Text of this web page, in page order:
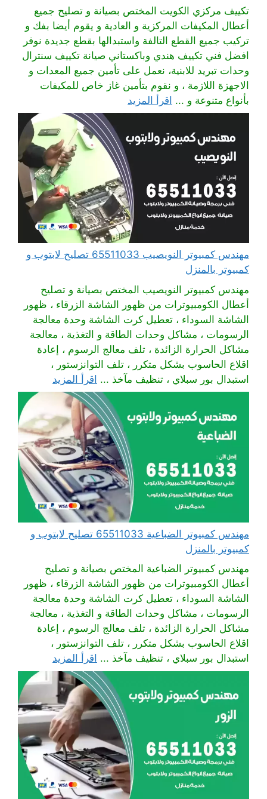
تكييف مركزي الكويت المختص بصيانة و تصليح جميع
أعطال المكيفات المركزية و العادية و يقوم أيضا بفك و
تركيب جميع القطع التالفة واستبدالها بقطع جديدة نوفر
افضل فني تكييف هندي وباكستاني صيانة تكييف سنترال
وحدات تبريد للابنية، نعمل على تأمين جميع المعدات و
الاجهزة اللازمة ، و نقوم بتأمين غاز خاص للمكيفات
بأنواع متنوعة و ... اقرأ المزيد
مهندس كمبيوتر النويصيب 65511033 تصليح لابتوب و
كمبيوتر بالمنزل
مهندس كمبيوتر النويصيب المختص بصيانة و تصليح
أعطال الكومبيوترات من ظهور الشاشة الزرقاء ، ظهور
الشاشة السوداء ، تعطيل كرت الشاشة وحدة معالجة
الرسومات ، مشاكل وحدات الطاقة و التغذية ، معالجة
مشاكل الحرارة الزائدة ، تلف معالج الرسوم ، إعادة
اقلاع الحاسوب بشكل متكرر ، تلف التوانزستور ،
استبدال بور سبلاي ، تنظيف مآخذ ... اقرأ المزيد
مهندس كمبيوتر الضباعية 65511033 تصليح لابتوب و
كمبيوتر بالمنزل
مهندس كمبيوتر الضباعية المختص بصيانة و تصليح
أعطال الكومبيوترات من ظهور الشاشة الزرقاء ، ظهور
الشاشة السوداء ، تعطيل كرت الشاشة وحدة معالجة
الرسومات ، مشاكل وحدات الطاقة و التغذية ، معالجة
مشاكل الحرارة الزائدة ، تلف معالج الرسوم ، إعادة
اقلاع الحاسوب بشكل متكرر ، تلف التوانزستور ،
استبدال بور سبلاي ، تنظيف مآخذ ... اقرأ المزيد